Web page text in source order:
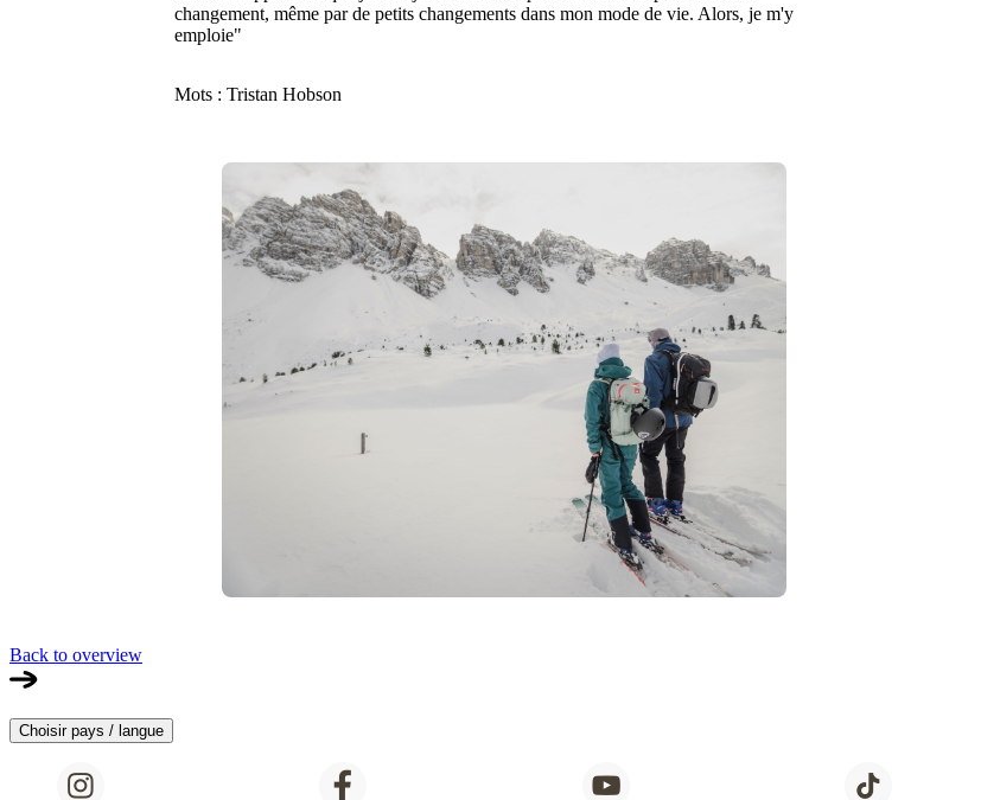
changement, même par de petits changements dans mon mode de vie. Alors, je m'y
emploie"
Mots : Tristan Hobson
Back to overview
Choisir pays / langue